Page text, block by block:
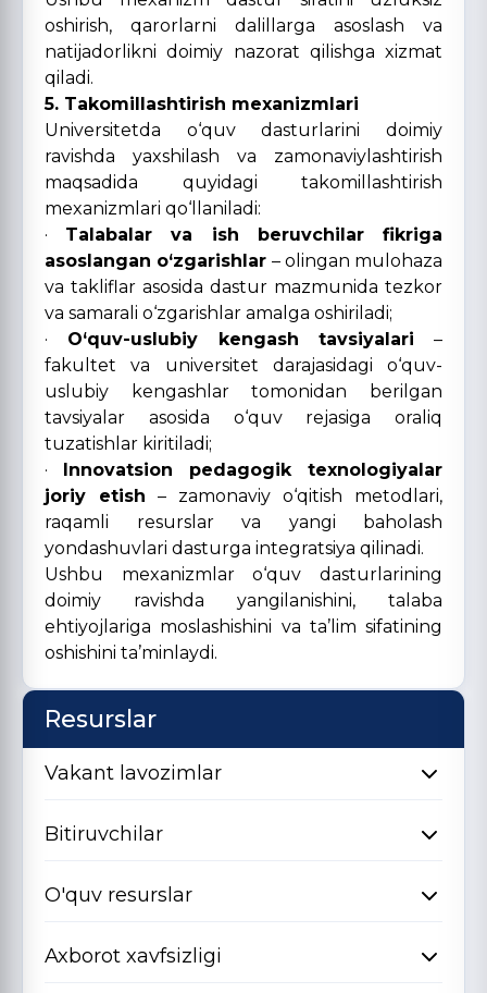
oshirish, qarorlarni dalillarga asoslash va
natijadorlikni doimiy nazorat qilishga xizmat
qiladi.
5. Takomillashtirish mexanizmlari
Universitetda o‘quv dasturlarini doimiy
ravishda yaxshilash va zamonaviylashtirish
maqsadida quyidagi takomillashtirish
mexanizmlari qo‘llaniladi:
· Talabalar va ish beruvchilar fikriga
asoslangan o‘zgarishlar – olingan mulohaza
va takliflar asosida dastur mazmunida tezkor
va samarali o‘zgarishlar amalga oshiriladi;
· O‘quv-uslubiy kengash tavsiyalari –
fakultet va universitet darajasidagi o‘quv-
uslubiy kengashlar tomonidan berilgan
tavsiyalar asosida o‘quv rejasiga oraliq
tuzatishlar kiritiladi;
· Innovatsion pedagogik texnologiyalar
joriy etish – zamonaviy o‘qitish metodlari,
raqamli resurslar va yangi baholash
yondashuvlari dasturga integratsiya qilinadi.
Ushbu mexanizmlar o‘quv dasturlarining
doimiy ravishda yangilanishini, talaba
ehtiyojlariga moslashishini va ta’lim sifatining
oshishini ta’minlaydi.
Resurslar
Vakant lavozimlar
Bitiruvchilar
O'quv resurslar
Axborot xavfsizligi